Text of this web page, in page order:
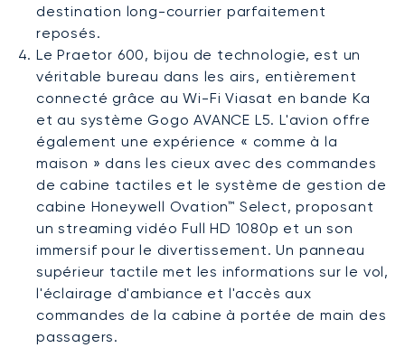
destination long-courrier parfaitement
reposés.
Le Praetor 600, bijou de technologie, est un
véritable bureau dans les airs, entièrement
connecté grâce au Wi-Fi Viasat en bande Ka
et au système Gogo AVANCE L5. L'avion offre
également une expérience « comme à la
maison » dans les cieux avec des commandes
de cabine tactiles et le système de gestion de
cabine Honeywell Ovation™ Select, proposant
un streaming vidéo Full HD 1080p et un son
immersif pour le divertissement. Un panneau
supérieur tactile met les informations sur le vol,
l'éclairage d'ambiance et l'accès aux
commandes de la cabine à portée de main des
passagers.